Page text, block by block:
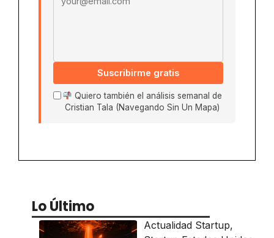
Suscribirme gratis
Quiero también el análisis semanal de
Cristian Tala (Navegando Sin Un Mapa)
Lo Último
Actualidad Startup,